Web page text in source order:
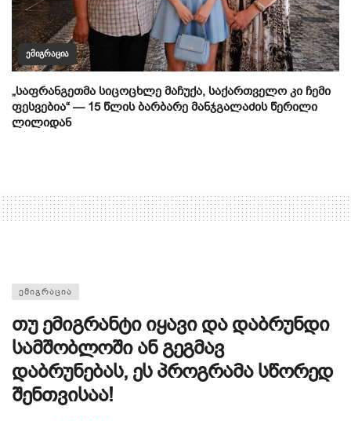
ᲔᲛᲘᲒᲠᲐᲪᲘᲐ
„საფრანგეთმა სიცოცხლე მაჩუქა, საქართველო კი ჩემი
ფესვებია“ — 15 წლის ბარბარე მანჯგალაძის წერილი
ლილიდან
ᲔᲛᲘᲒᲠᲐᲪᲘᲐ
თუ ემიგრანტი იყავი და დაბრუნდი
სამშობლოში ან გეგმავ
დაბრუნებას, ეს პროგრამა სწორედ
შენთვისაა!